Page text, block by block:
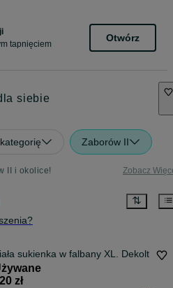
tapnięciem
Otwórz
siebie
Zaborów II
II i okolice! Zobacz
sukienka w falbany XL. Dekolt
zł